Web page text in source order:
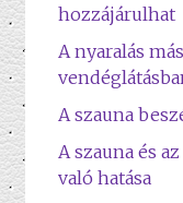
hozzájárulhat
A nyaralás
A szauna
A szauna és
való hatása